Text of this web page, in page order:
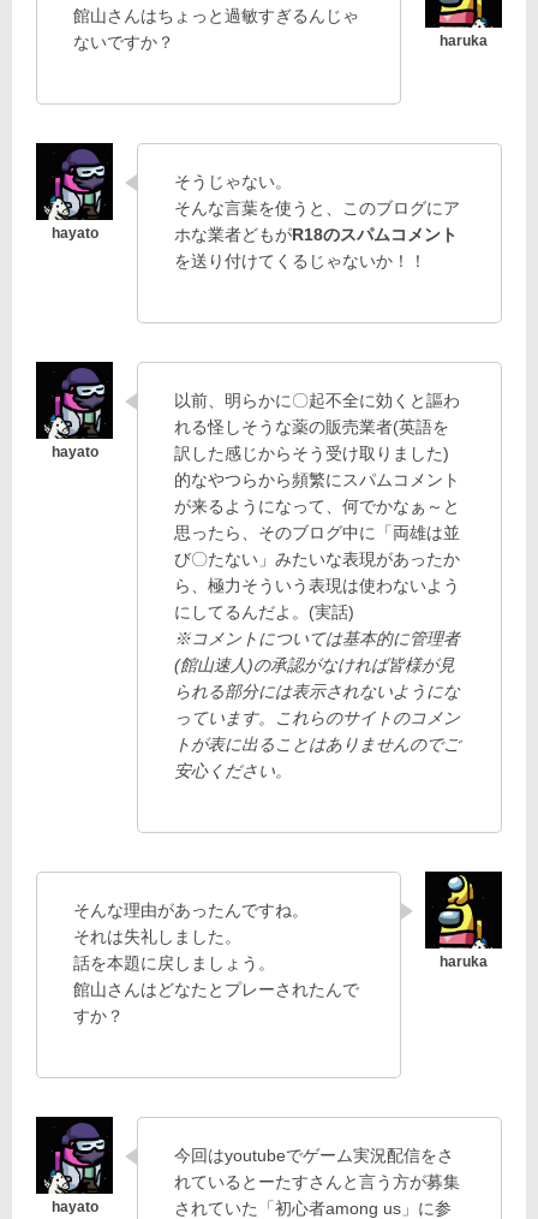
館山さんはちょっと過敏すぎるんじゃ
ないですか？
そうじゃない。
そんな言葉を使うと、このブログにア
ホな業者どもがR18のスパムコメント
を送り付けてくるじゃないか！！
以前、明らかに〇起不全に効くと謳わ
れる怪しそうな薬の販売業者(英語を
訳した感じからそう受け取りました)
的なやつらから頻繁にスパムコメント
が来るようになって、何でかなぁ～と
思ったら、そのブログ中に「両雄は並
び〇たない」みたいな表現があったか
ら、極力そういう表現は使わないよう
にしてるんだよ。(実話)
※コメントについては基本的に管理者
(館山速人)の承認がなければ皆様が見
られる部分には表示されないようにな
っています。これらのサイトのコメン
トが表に出ることはありませんのでご
安心ください。
そんな理由があったんですね。
それは失礼しました。
話を本題に戻しましょう。
館山さんはどなたとプレーされたんで
すか？
今回はyoutubeでゲーム実況配信をさ
れているとーたすさんと言う方が募集
されていた「初心者among us」に参